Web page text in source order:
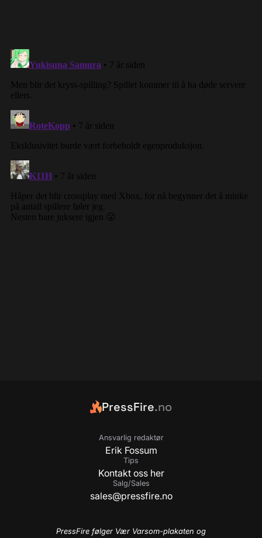
PressFire.no
Ansvarlig redaktør
Erik Fossum
Tips
Kontakt oss her
Salg/Sales
sales@pressfire.no
PressFire følger Vær Varsom-plakaten og